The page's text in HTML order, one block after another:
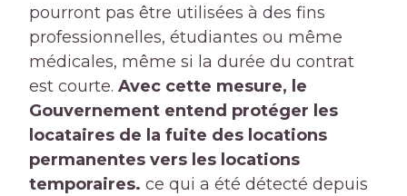
pourront pas être utilisées à des fins
professionnelles, étudiantes ou même
médicales, même si la durée du contrat
est courte. Avec cette mesure, le
Gouvernement entend protéger les
locataires de la fuite des locations
permanentes vers les locations
temporaires. ce qui a été détecté depuis